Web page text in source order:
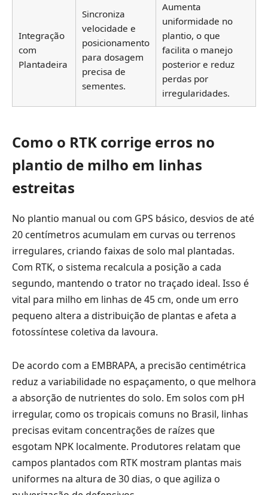
Integração
com
Plantadeira
Sincroniza
velocidade e
posicionamento
para dosagem
precisa de
sementes.
Aumenta
uniformidade no
plantio, o que
facilita o manejo
posterior e reduz
perdas por
irregularidades.
Como o RTK corrige erros no
plantio de milho em linhas
estreitas
No plantio manual ou com GPS básico, desvios de até
20 centímetros acumulam em curvas ou terrenos
irregulares, criando faixas de solo mal plantadas.
Com RTK, o sistema recalcula a posição a cada
segundo, mantendo o trator no traçado ideal. Isso é
vital para milho em linhas de 45 cm, onde um erro
pequeno altera a distribuição de plantas e afeta a
fotossíntese coletiva da lavoura.
De acordo com a EMBRAPA, a precisão centimétrica
reduz a variabilidade no espaçamento, o que melhora
a absorção de nutrientes do solo. Em solos com pH
irregular, como os tropicais comuns no Brasil, linhas
precisas evitam concentrações de raízes que
esgotam NPK localmente. Produtores relatam que
campos plantados com RTK mostram plantas mais
uniformes na altura de 30 dias, o que agiliza o